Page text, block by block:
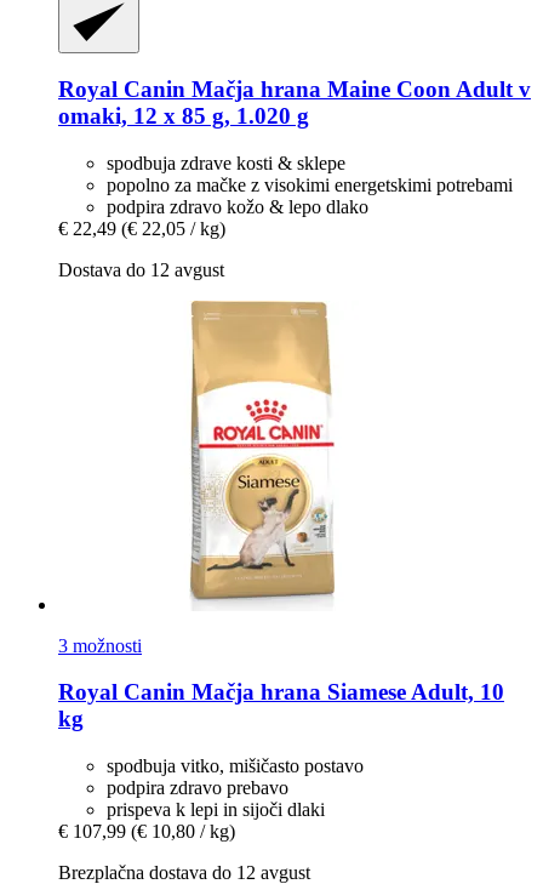
Royal Canin Mačja hrana Maine Coon Adult v
omaki, 12 x 85 g, 1.020 g
spodbuja zdrave kosti & sklepe
popolno za mačke z visokimi energetskimi potrebami
podpira zdravo kožo & lepo dlako
€ 22,49 (€ 22,05 / kg)
Dostava do 12 avgust
3 možnosti
Royal Canin Mačja hrana Siamese Adult, 10
kg
spodbuja vitko, mišičasto postavo
podpira zdravo prebavo
prispeva k lepi in sijoči dlaki
€ 107,99 (€ 10,80 / kg)
Brezplačna dostava do 12 avgust